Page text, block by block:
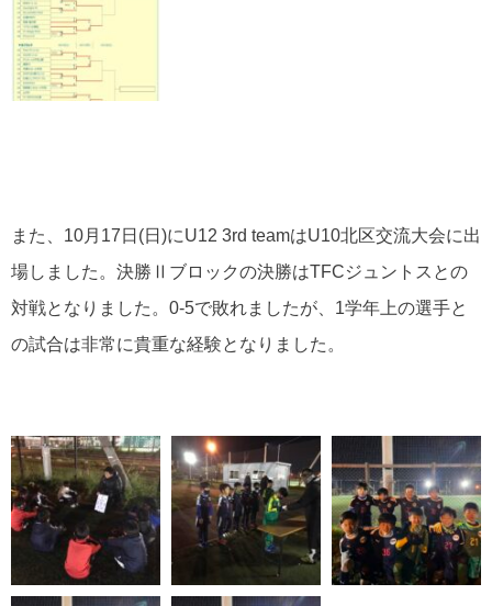
また、10月17日(日)にU12 3rd teamはU10北区交流大会に出
場しました。決勝Ⅱブロックの決勝はTFCジュントスとの
対戦となりました。0-5で敗れましたが、1学年上の選手と
の試合は非常に貴重な経験となりました。